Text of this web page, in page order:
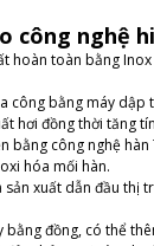
công nghệ
hoàn toàn bằng
công bằng máy dập
hơi đồng thời tăng
bằng công nghệ
hóa mối hàn.
sản xuất dẫn đầu thị
bằng đồng, có thể